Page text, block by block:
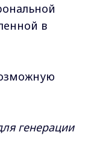
в
генерации